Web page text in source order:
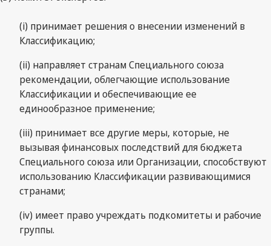
(i) принимает решения о внесении изменений в
Классификацию;
(ii) направляет странам Специального союза
рекомендации, облегчающие использование
Классификации и обеспечивающие ее
единообразное применение;
(iii) принимает все другие меры, которые, не
вызывая финансовых последствий для бюджета
Специального союза или Организации, способствуют
использованию Классификации развивающимися
странами;
(iv) имеет право учреждать подкомитеты и рабочие
группы.